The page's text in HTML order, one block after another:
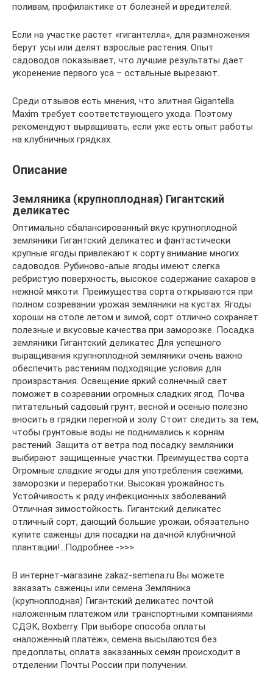
поливам, профилактике от болезней и вредителей.
Если на участке растет «гигантелла», для размножения
берут усы или делят взрослые растения. Опыт
садоводов показывает, что лучшие результаты дает
укоренение первого уса – остальные вырезают.
Среди отзывов есть мнения, что элитная Gigantella
Maxim требует соответствующего ухода. Поэтому
рекомендуют выращивать, если уже есть опыт работы
на клубничных грядках.
Описание
Земляника (крупноплодная) Гигантский
деликатес
Оптимально сбалансированный вкус крупноплодной
земляники Гигантский деликатес и фантастически
крупные ягоды привлекают к сорту внимание многих
садоводов. Рубиново-алые ягоды имеют слегка
ребристую поверхность, высокое содержание сахаров в
нежной мякоти. Преимущества сорта открываются при
полном созревании урожая земляники на кустах. Ягоды
хороши на столе летом и зимой, сорт отлично сохраняет
полезные и вкусовые качества при заморозке. Посадка
земляники Гигантский деликатес Для успешного
выращивания крупноплодной земляники очень важно
обеспечить растениям подходящие условия для
произрастания. Освещение яркий солнечный свет
поможет в созревании огромных сладких ягод. Почва
питательный садовый грунт, весной и осенью полезно
вносить в грядки перегной и золу. Стоит следить за тем,
чтобы грунтовые воды не поднимались к корням
растений. Защита от ветра под посадку земляники
выбирают защищенные участки. Преимущества сорта
Огромные сладкие ягоды для употребления свежими,
заморозки и переработки. Высокая урожайность.
Устойчивость к ряду инфекционных заболеваний.
Отличная зимостойкость. Гигантский деликатес
отличный сорт, дающий большие урожаи, обязательно
купите саженцы для посадки на дачной клубничной
плантации!…Подробнее ->>>
В интернет-магазине zakaz-semena.ru Вы можете
заказать саженцы или семена Земляника
(крупноплодная) Гигантский деликатес почтой
наложенным платежом или транспортными компаниями
СДЭК, Boxberry. При выборе способа оплаты
«наложенный платёж», семена высылаются без
предоплаты, оплата заказанных семян происходит в
отделении Почты России при получении.